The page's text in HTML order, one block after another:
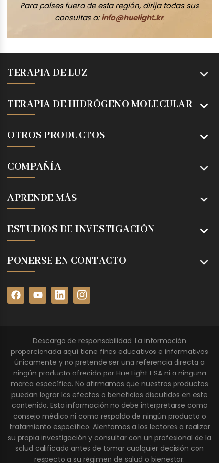
Para países fuera de esta región, dirija todas sus
consultas a:info@huelight.kr.
TERAPIA DE LUZ
TERAPIA DE HIDRÓGENO MOLECULAR
OTROS PRODUCTOS
COMPAÑÍA
APRENDE MÁS
ESTUDIOS DE INVESTIGACIÓN
PONERSE EN CONTACTO
Descargo de responsabilidad: La información
proporcionada aquí tiene fines educativos e informativos
únicamente y no pretende ser una referencia directa a
ningún producto ofrecido por Hue Light USA ni a ninguna
marca específica. No afirmamos que nuestros productos
puedan lograr los efectos o beneficios discutidos en este
contenido. Esta información no debe interpretarse como
consejo médico ni como respaldo de ningún producto o
tratamiento específico. Alentamos a los lectores a realizar
su propia investigación y consultar con un profesional de la
salud calificado antes de tomar cualquier decisión con
respecto a su régimen de salud o bienestar.